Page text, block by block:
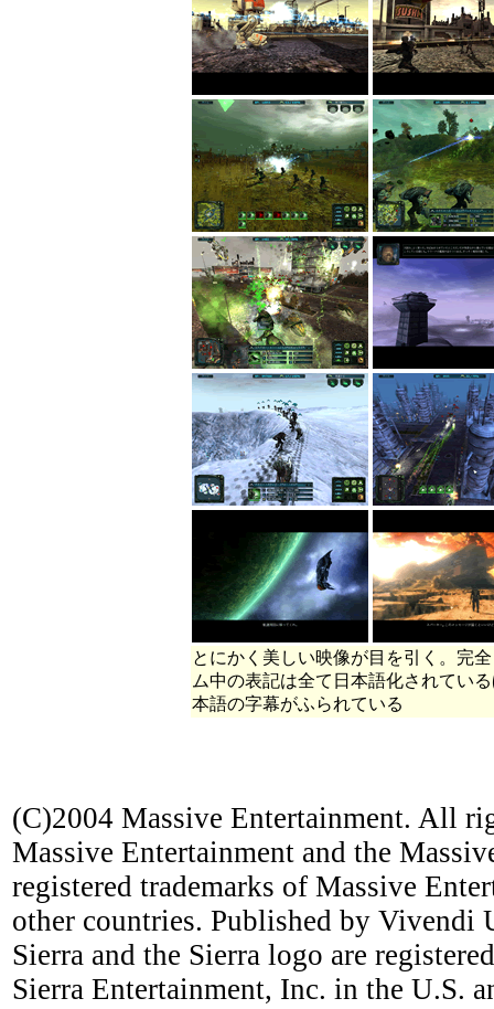
とにかく美しい映像が目を引く。完
ム中の表記は全て日本語化されてい
本語の字幕がふられている
(C)2004 Massive Entertainment. All
Massive Entertainment and the
registered trademarks of Massive
other countries. Published by Vivendi
Sierra and the Sierra logo are
Sierra Entertainment, Inc. in the U.S.